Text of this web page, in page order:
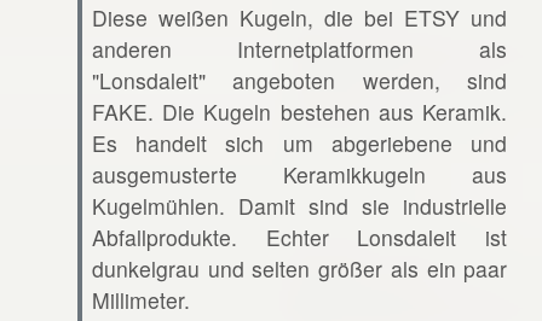
Diese weißen Kugeln, die bei ETSY und
anderen Internetplatformen als
"Lonsdaleit" angeboten werden, sind
FAKE. Die Kugeln bestehen aus Keramik.
Es handelt sich um abgeriebene und
ausgemusterte Keramikkugeln aus
Kugelmühlen. Damit sind sie industrielle
Abfallprodukte. Echter Lonsdaleit ist
dunkelgrau und selten größer als ein paar
Millimeter.